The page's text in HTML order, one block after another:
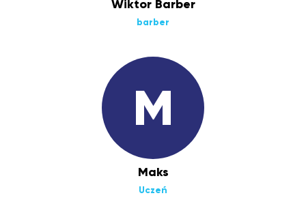
Wiktor Barber
barber
M
Maks
Uczeń